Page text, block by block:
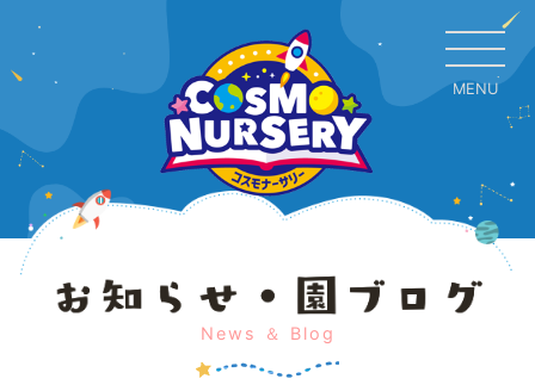
MENU
News ＆ Blog